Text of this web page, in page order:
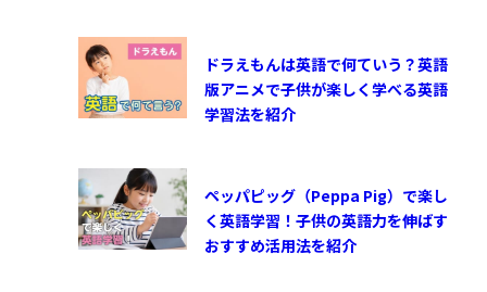
ドラえもんは英語で何ていう？英語
版アニメで子供が楽しく学べる英語
学習法を紹介
ペッパピッグ（Peppa Pig）で楽し
く英語学習！子供の英語力を伸ばす
おすすめ活用法を紹介